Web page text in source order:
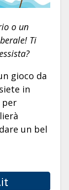
o un
Ti
gioco da
in
per
un bel